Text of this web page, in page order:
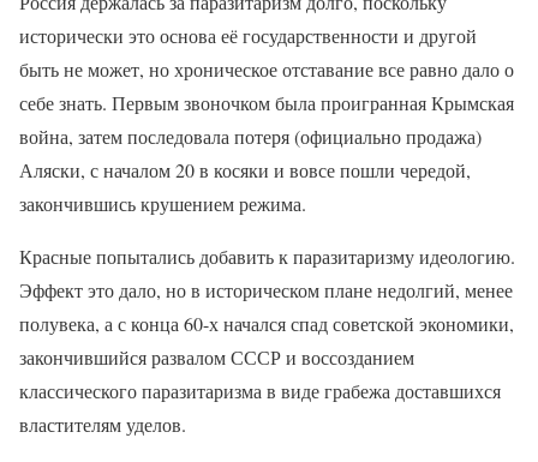
исторически это основа её государственности и другой
быть не может, но хроническое отставание все равно дало о
себе знать. Первым звоночком была проигранная Крымская
война, затем последовала потеря (официально продажа)
Аляски, с началом 20 в косяки и вовсе пошли чередой,
закончившись крушением режима.
Красные попытались добавить к паразитаризму идеологию.
Эффект это дало, но в историческом плане недолгий, менее
полувека, а с конца 60-х начался спад советской экономики,
закончившийся развалом СССР и воссозданием
классического паразитаризма в виде грабежа доставшихся
властителям уделов.